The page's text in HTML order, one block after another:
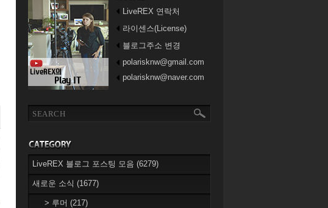
LiveREX 연락처
라이센스(License)
블로그주소 변경
polarisknw@gmail.com
polarisknw@naver.com
LiveREX 블로그 포스팅 모음 (6279)
새로운 소식 (1677)
> 루머 (217)